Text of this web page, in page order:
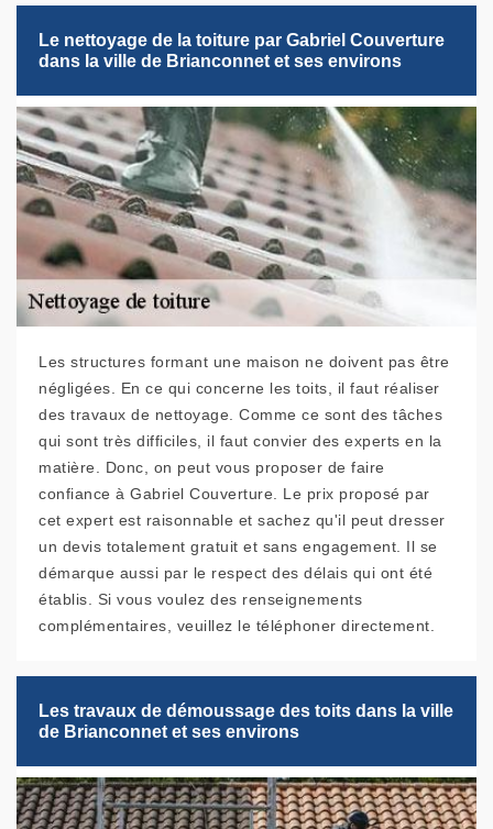
Le nettoyage de la toiture par Gabriel Couverture
dans la ville de Brianconnet et ses environs
Les structures formant une maison ne doivent pas être
négligées. En ce qui concerne les toits, il faut réaliser
des travaux de nettoyage. Comme ce sont des tâches
qui sont très difficiles, il faut convier des experts en la
matière. Donc, on peut vous proposer de faire
confiance à Gabriel Couverture. Le prix proposé par
cet expert est raisonnable et sachez qu'il peut dresser
un devis totalement gratuit et sans engagement. Il se
démarque aussi par le respect des délais qui ont été
établis. Si vous voulez des renseignements
complémentaires, veuillez le téléphoner directement.
Les travaux de démoussage des toits dans la ville
de Brianconnet et ses environs